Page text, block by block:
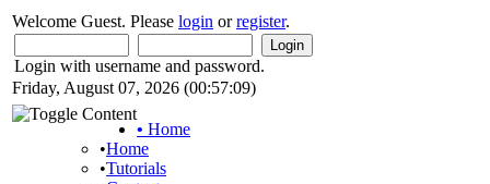
Welcome Guest. Please login orregister.
Login with username and password.
Friday, August 07, 2026 (00:57:09)
• Home
•Home
•Tutorials